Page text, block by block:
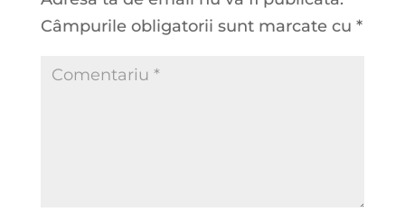
Câmpurile obligatorii sunt marcate cu *